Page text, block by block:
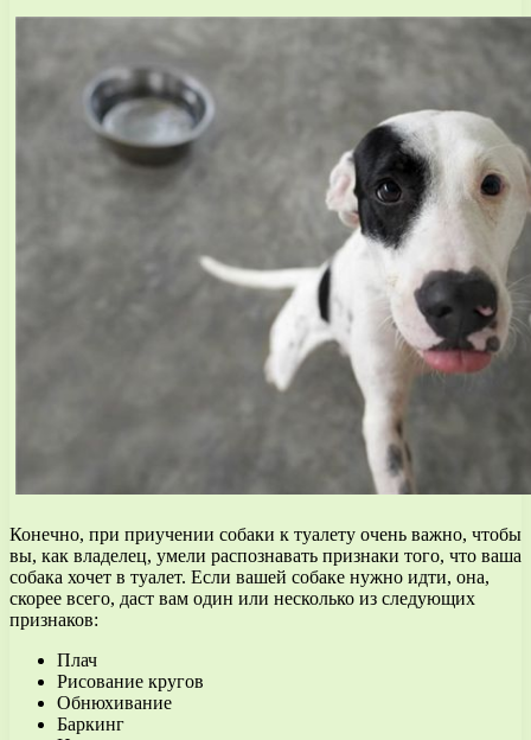
Конечно, при приучении собаки к туалету очень важно, чтобы
вы, как владелец, умели распознавать признаки того, что ваша
собака хочет в туалет. Если вашей собаке нужно идти, она,
скорее всего, даст вам один или несколько из следующих
признаков:
Плач
Рисование кругов
Обнюхивание
Баркинг